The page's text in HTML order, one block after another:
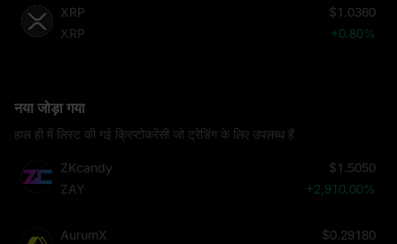
XRP
XRP
$1.0360
+0.80%
नया जोड़ा गया
हाल ही में लिस्ट की गई क्रिप्टोकरेंसी जो ट्रेडिंग के लिए उपलब्ध हैं
ZKcandy
ZAY
$1.5050
+2,910.00%
AurumX
$0.29180